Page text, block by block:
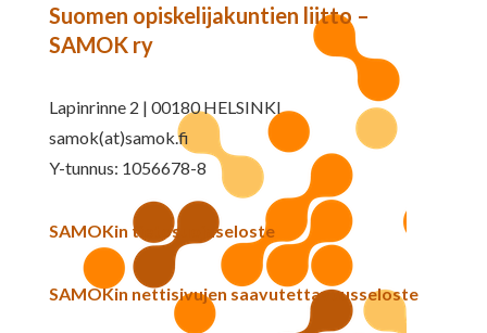
Suomen opiskelijakuntien liitto –
SAMOK ry
Lapinrinne 2 | 00180 HELSINKI
samok(at)samok.fi
Y-tunnus: 1056678-8
SAMOKin tietosuojaseloste
SAMOKin nettisivujen saavutettavuusseloste